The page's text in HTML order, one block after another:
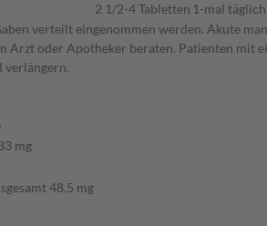
2 1/2-4 Tabletten 1-mal täglich
verteilt eingenommen werden. Akute
Arzt oder Apotheker beraten. Patienten
verlängern.
mg
48,5 mg